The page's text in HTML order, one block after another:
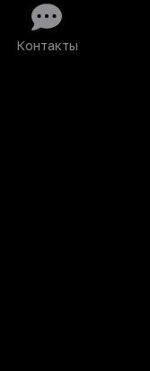
Контакты